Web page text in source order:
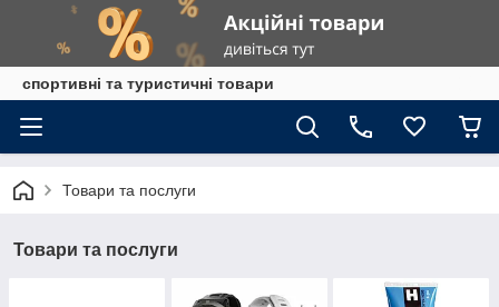
спортивні та туристичні товари
Товари та послуги
Товари та послуги